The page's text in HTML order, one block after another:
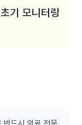
기 모니터링
반드시 의료 전문